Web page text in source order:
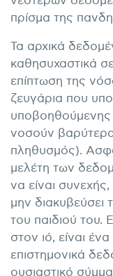
πρίσμα της
Τα αρχικά
καθησυχαστικά
επίπτωση της
ζευγάρια που
νοσούν βαρύτερα
πληθυσμός).
μελέτη των
να είναι
μην διακυβεύσει
του παιδιού του.
στον ιό, είναι
επιστημονικά
ουσιαστικό